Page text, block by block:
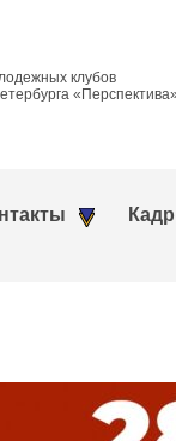
клубов
«Перспектива»